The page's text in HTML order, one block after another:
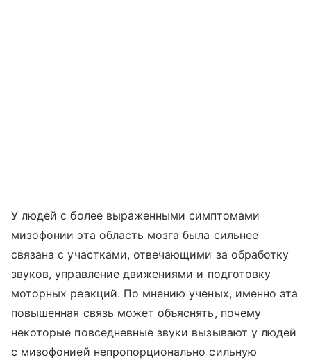
У людей с более выраженными симптомами
мизофонии эта область мозга была сильнее
связана с участками, отвечающими за обработку
звуков, управление движениями и подготовку
моторных реакций. По мнению ученых, именно эта
повышенная связь может объяснять, почему
некоторые повседневные звуки вызывают у людей
с мизофонией непропорционально сильную